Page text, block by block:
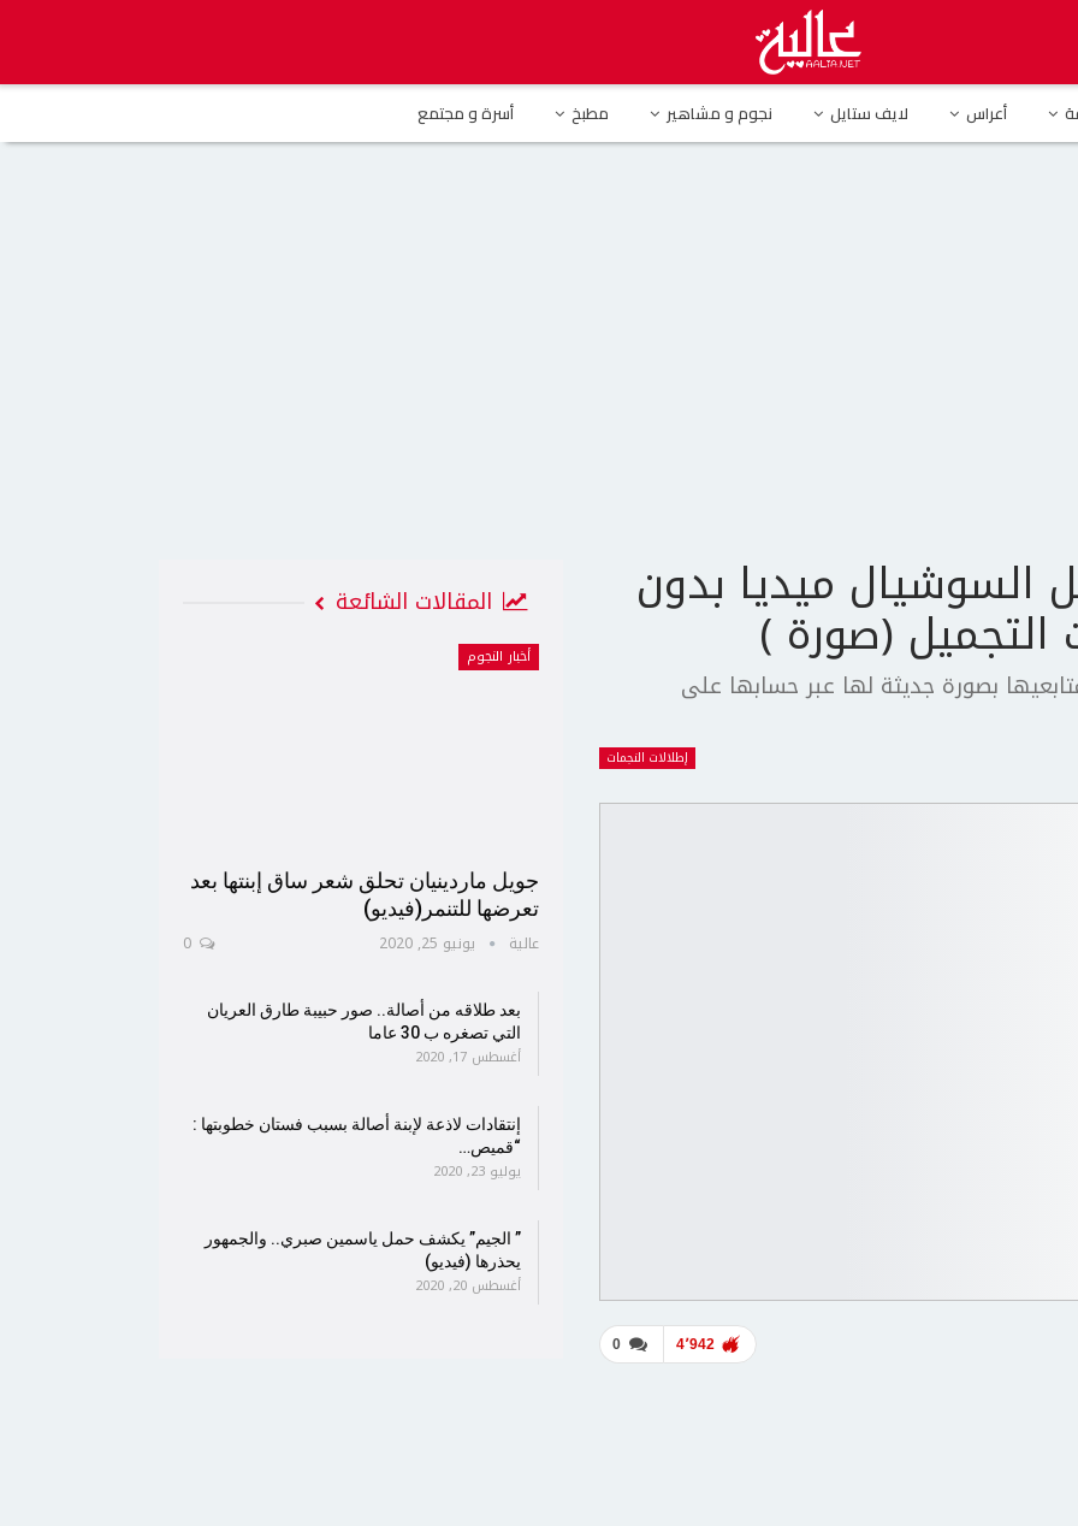
أعراس لايف ستايل نجوم و مشاهير مطبخ أسرة و مجتمع
السوشيال ميديا بدون مكياج وترفض عمليات التجميل (صورة )
السوشيال ميديا بدون
(صورة )
بصورة جديثة لها عبر حسابها على
إطلالات النجمات
0 4٬942
المقالات الشائعة
أخبار النجوم
جويل ماردينيان تحلق شعر ساق إبنتها بعد
تعرضها للتنمر(فيديو)
عالية يونيو 25, 2020
بعد طلاقه من أصالة.. صور حبيبة طارق العريان
التي تصغره ب 30 عاما
أغسطس 17, 2020
إنتقادات لاذعة لإبنة أصالة بسبب فستان خطوبتها :
“قميص…
يوليو 23, 2020
” الجيم” يكشف حمل ياسمين صبري.. والجمهور
يحذرها (فيديو)
أغسطس 20, 2020